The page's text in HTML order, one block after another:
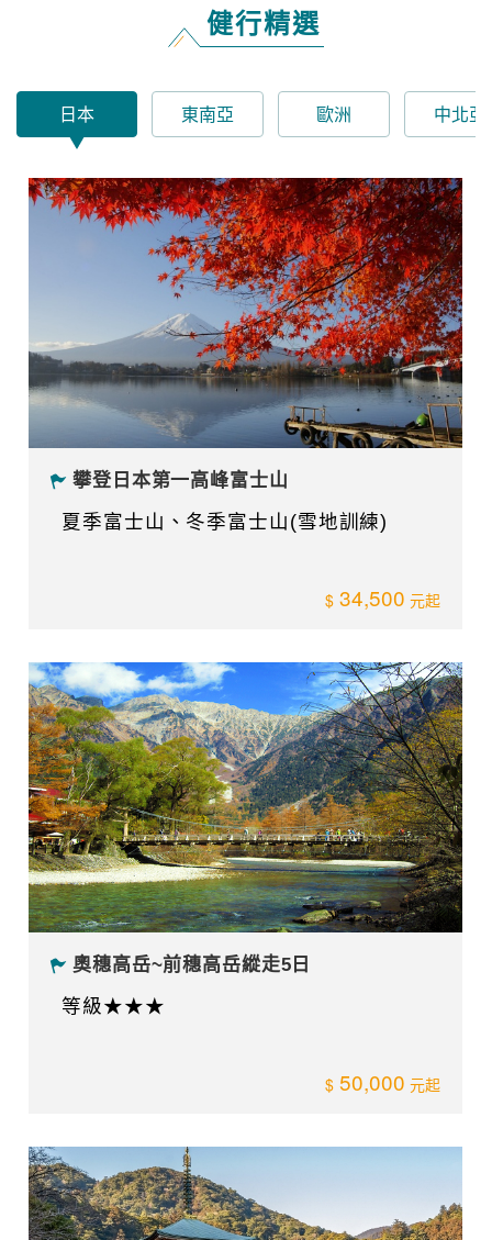
健行精選
日本 東南亞 歐洲 中北亞
攀登日本第一高峰富士山
34,500
夏季富士山、冬季富士山(雪地訓練)
奧穗高岳~前穗高岳縱走5日
50,000
等級★★★